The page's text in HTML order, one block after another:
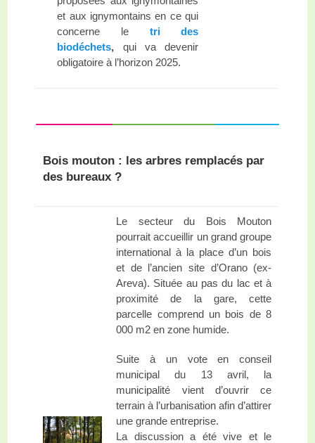
et aux ignymontains en ce qui
concerne le tri des
biodéchets, qui va devenir
obligatoire à l’horizon 2025.
Bois mouton : les arbres remplacés par
des bureaux ?
Le secteur du Bois Mouton
pourrait accueillir un grand groupe
international à la place d’un bois
et de l’ancien site d’Orano (ex-
Areva). Située au pas du lac et à
proximité de la gare, cette
parcelle comprend un bois de 8
000 m2 en zone humide.
Suite à un vote en conseil
municipal du 13 avril, la
municipalité vient d’ouvrir ce
terrain à l’urbanisation afin d’attirer
une grande entreprise.
La discussion a été vive et le